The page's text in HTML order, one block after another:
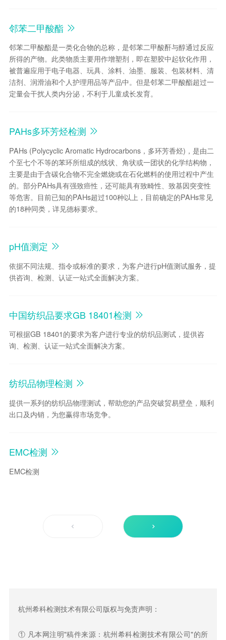
邻苯二甲酸酯
邻苯二甲酸酯是一类化合物的总称，是邻苯二甲酸酐与醇通过反应
所得的产物。此类物质主要用作增塑剂，即在塑胶中起软化作用，
被普遍应用于电子电器、玩具、涂料、油墨、服装、包装材料、清
洁剂、润滑油和个人护理用品等产品中。但是邻苯二甲酸酯超过一
定量会干扰人类内分泌，不利于儿童成长发育。
PAHs多环芳烃检测
PAHs (Polycyclic Aromatic Hydrocarbons，多环芳香烃)，是由二
个至七个不等的苯环所组成的线状、角状或一团状的化学结构物，
主要是由于含碳化合物不完全燃烧或在石化燃料的使用过程中产生
的。部分PAHs具有强致癌性，还可能具有致畸性、致基因突变性
等危害。目前已知的PAHs超过100种以上，目前确定的PAHs常见
的18种同类，详见德标要求。
pH值测定
依据不同法规、指令或标准的要求，为客户进行pH值测试服务，提
供咨询、检测、认证一站式全面解决方案。
中国纺织品要求GB 18401检测
可根据GB 18401的要求为客户进行专业的纺织品测试，提供咨
询、检测、认证一站式全面解决方案。
纺织品物理检测
提供一系列的纺织品物理测试，帮助您的产品突破贸易壁垒，顺利
出口及内销，为您赢得市场竞争。
EMC检测
EMC检测
杭州希科检测技术有限公司版权与免责声明：
① 凡本网注明"稿件来源：杭州希科检测技术有限公司"的所